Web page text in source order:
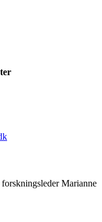
Marianne